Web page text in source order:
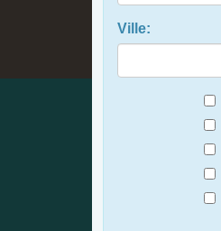
Ville: